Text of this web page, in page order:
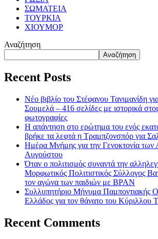
ΣΩΜΑΤΕΙΑ
ΤΟΥΡΚΙΑ
ΧΙΟΥΜΟΡ
Αναζήτηση
Αναζήτηση
Recent Posts
Νέο βιβλίο του Στέφανου Τανιμανίδη
Σουμελά – 416 σελίδες με ιστορικά
φωτογραφίες
Η απάντηση στο ερώτημα του ενός
βρήκε τα λεφτά η Τραμπζονσπόρ για
Ημέρα Μνήμης για την Γενοκτονία
Αυγούστου
Όταν ο πολιτισμός συναντά την
Μορφωτικός Πολιτιστικός Σύλλογος
τον αγώνα των παιδιών με BPAN
Συλλυπητήριο Μήνυμα Παμποντιακής
Ελλάδος για τον θάνατο του Κύριλλου
Recent Comments